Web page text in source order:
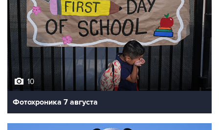
10
Фотохроника 7 августа